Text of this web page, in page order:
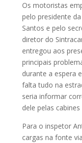
Os motoristas
pelo presidente
Santos e pelo
diretor do
entregou aos
principais
durante a espera
falta tudo na
seria informar
dele pelas
Para o inspetor
cargas na fonte